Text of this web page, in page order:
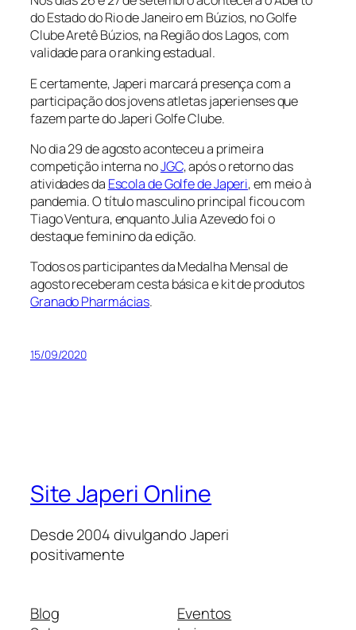
do Estado do Rio de Janeiro em Búzios, no Golfe
Clube Aretê Búzios, na Região dos Lagos, com
validade para o ranking estadual.
E certamente, Japeri marcará presença com a
participação dos jovens atletas japerienses que
fazem parte do Japeri Golfe Clube.
No dia 29 de agosto aconteceu a primeira
competição interna noJGC, após o retorno das
atividades da Escola de Golfe de Japeri, em meio à
pandemia. O título masculino principal ficou com
Tiago Ventura, enquanto Julia Azevedo foi o
destaque feminino da edição.
Todos os participantes da Medalha Mensal de
agosto receberam cesta básica e kit de produtos
Granado Pharmácias.
15/09/2020
Site Japeri Online
Desde 2004 divulgando Japeri
positivamente
Blog
Eventos